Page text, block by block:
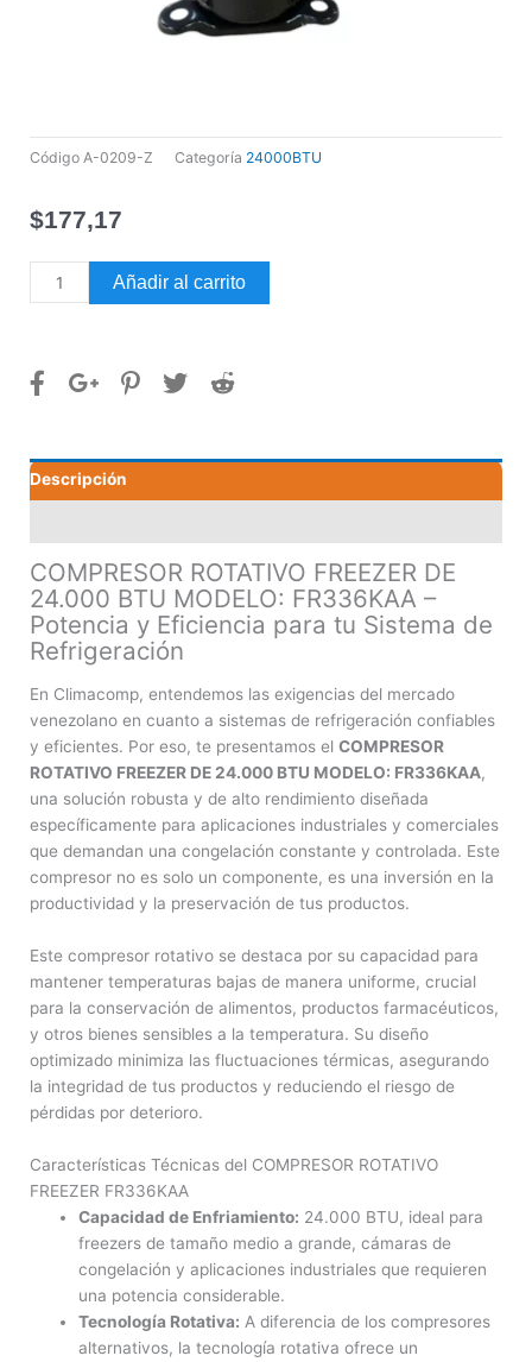
Código A-0209-Z Categoría 24000BTU
$177,17
COMPRESOR
ROTATIVO
24.000
FR336KAA
cantidad
Añadir al carrito
Descripción
COMPRESOR ROTATIVO FREEZER DE
24.000 BTU MODELO: FR336KAA –
Potencia y Eficiencia para tu Sistema de
Refrigeración
En Climacomp, entendemos las exigencias del mercado
venezolano en cuanto a sistemas de refrigeración confiables
y eficientes. Por eso, te presentamos el COMPRESOR
ROTATIVO FREEZER DE 24.000 BTU MODELO: FR336KAA,
una solución robusta y de alto rendimiento diseñada
específicamente para aplicaciones industriales y comerciales
que demandan una congelación constante y controlada. Este
compresor no es solo un componente, es una inversión en la
productividad y la preservación de tus productos.
Este compresor rotativo se destaca por su capacidad para
mantener temperaturas bajas de manera uniforme, crucial
para la conservación de alimentos, productos farmacéuticos,
y otros bienes sensibles a la temperatura. Su diseño
optimizado minimiza las fluctuaciones térmicas, asegurando
la integridad de tus productos y reduciendo el riesgo de
pérdidas por deterioro.
Características Técnicas del COMPRESOR ROTATIVO
FREEZER FR336KAA
Capacidad de Enfriamiento: 24.000 BTU, ideal para
freezers de tamaño medio a grande, cámaras de
congelación y aplicaciones industriales que requieren
una potencia considerable.
Tecnología Rotativa: A diferencia de los compresores
alternativos, la tecnología rotativa ofrece un